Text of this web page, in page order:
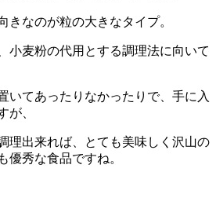
きなのが粒の大きなタイプ。
小麦粉の代用とする調理法に向いて
いてあったりなかったりで、手に入
が、
理出来れば、とても美味しく沢山の
優秀な食品ですね。